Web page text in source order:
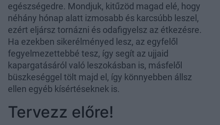
egészségedre. Mondjuk, kitűzöd magad elé, hogy
néhány hónap alatt izmosabb és karcsúbb leszel,
ezért eljársz tornázni és odafigyelsz az étkezésre.
Ha ezekben sikerélményed lesz, az egyfelől
fegyelmezettebbé tesz, így segít az ujjaid
kapargatásáról való leszokásban is, másfelől
büszkeséggel tölt majd el, így könnyebben állsz
ellen egyéb kísértéseknek is.
Tervezz előre!